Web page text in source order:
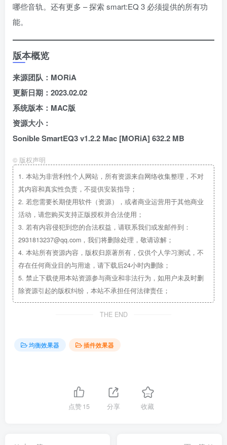
哪些音轨。还有更多 – 探索 smart:EQ 3 必须提供的所有功
能。
版本概览
来源团队：MORiA
更新日期：2023.02.02
系统版本：MAC版
资源大小：
Sonible SmartEQ3 v1.2.2 Mac [MORiA] 632.2 MB
© 版权声明
1. 本站为非营利性个人网站，所有资源来自网络收集整理，不对
其内容和真实性负责，不提供安装指导；
2. 若您需要长期使用软件（资源），或者商业运营用于其他商业
活动，请您购买支持正版授权并合法使用；
3. 若有内容侵犯到您的合法权益，请联系我们或发邮件到：
2931813237@qq.com，我们将删除处理，敬请谅解；
4. 本站所有资源内容，版权归原著所有，仅供个人学习测试，不
存在任何商业目的与用途，请下载后24小时内删除；
5. 禁止下载使用本站资源参与商业和非法行为，如用户未及时删
除资源引起的版权纠纷，本站不承担任何法律责任；
THE END
均衡效果器 插件效果器
点赞15 分享 收藏